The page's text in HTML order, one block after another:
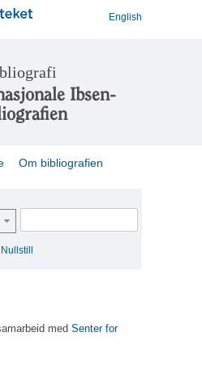
English
Ibsen-
Om bibliografien
Nullstill
med Senter for